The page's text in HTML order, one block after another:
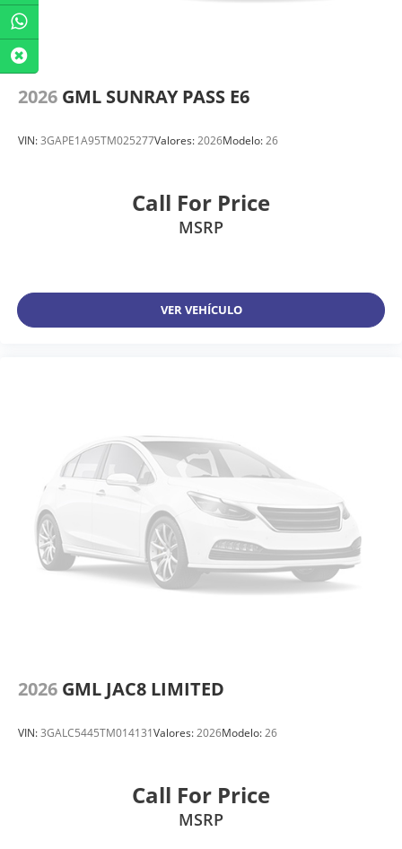
2026 GML SUNRAY PASS E6
VIN:3GAPE1A95TM025277Valores:2026Modelo:26
Call For Price
MSRP
VER VEHÍCULO
2026 GML JAC8 LIMITED
VIN:3GALC5445TM014131Valores:2026Modelo:26
Call For Price
MSRP